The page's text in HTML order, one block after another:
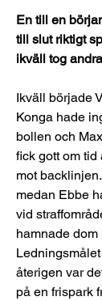
En till en
till slut riktigt
ikväll tog andra
Ikväll började
Konga hade
bollen och
fick gott om tid
mot
medan Ebbe
vid
hamnade dom
återigen var
på en frispark